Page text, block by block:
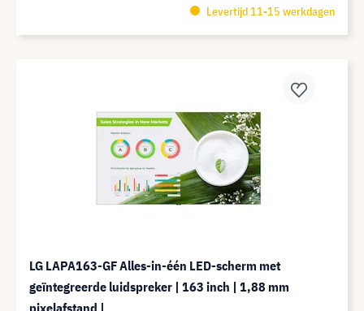
Levertijd 11-15 werkdagen
LG LAPA163-GF Alles-in-één LED-scherm met
geïntegreerde luidspreker | 163 inch | 1,88 mm
pixelafstand |